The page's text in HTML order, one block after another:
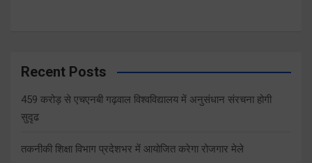
Recent Posts
459 करोड़ से एचएनबी गढ़वाल विश्वविद्यालय में अनुसंधान संरचना होगी
सुदृढ
तकनीकी शिक्षा विभाग प्रदेशभर में आयोजित करेगा रोजगार मेले